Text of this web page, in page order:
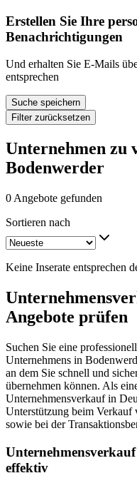
Erstellen Sie Ihre
Benachrichtigungen
Und erhalten Sie E-Mails
entsprechen
Suche speichern
Filter zurücksetzen
Unternehmen zu
Bodenwerder
0 Angebote gefunden
Sortieren nach
Keine Inserate entsprechen
Angebote prüfen
Suchen Sie eine
Unternehmens in
an dem Sie schnell und
übernehmen können. Als
Unternehmensverkauf in
Unterstützung beim Verkauf
sowie bei der
effektiv